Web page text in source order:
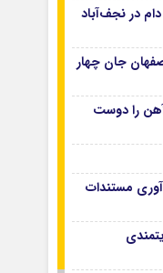
در نجف‌آباد
جان چهار
را دوست
مستندات